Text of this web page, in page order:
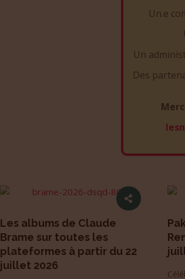
Un.e
Un
Des
Les albums de Claude
Brame sur toutes les
plateformes à partir du 22
juillet 2026